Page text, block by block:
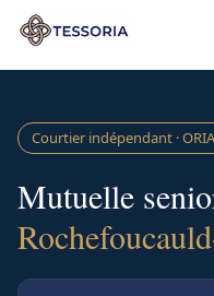
Aller au contenu principal
Courtier indépendant ·
Mutuelle